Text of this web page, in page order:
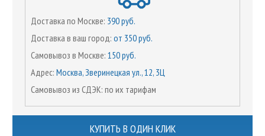
Доставка по Москве: 390 руб.
Доставка в ваш город: от 350 руб.
Самовывоз в Москве: 150 руб.
Адрес: Москва, Зверинецкая ул., 12, 3Ц
Самовывоз из СДЭК: по их тарифам
КУПИТЬ В ОДИН КЛИК